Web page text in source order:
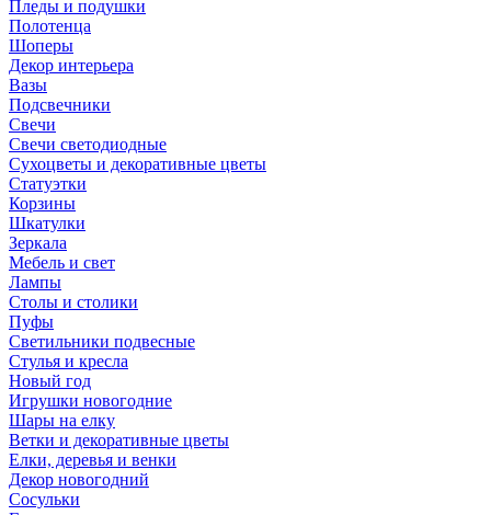
Пледы и подушки
Полотенца
Шоперы
Декор интерьера
Вазы
Подсвечники
Свечи
Свечи светодиодные
Сухоцветы и декоративные цветы
Статуэтки
Корзины
Шкатулки
Зеркала
Мебель и свет
Лампы
Столы и столики
Пуфы
Светильники подвесные
Стулья и кресла
Новый год
Игрушки новогодние
Шары на елку
Ветки и декоративные цветы
Елки, деревья и венки
Декор новогодний
Сосульки